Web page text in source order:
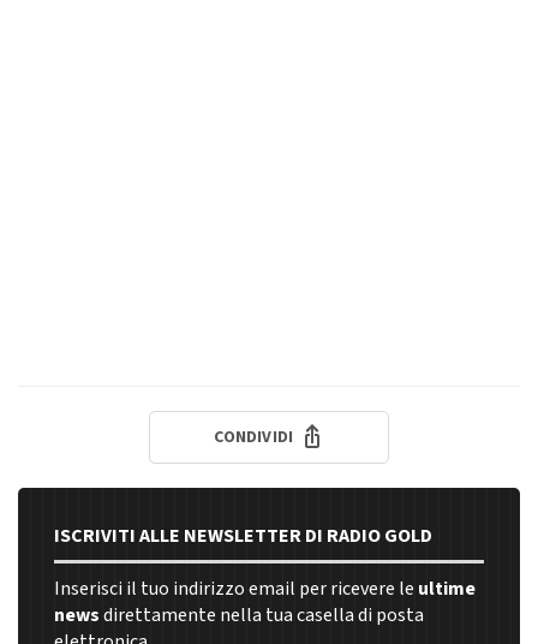
CONDIVIDI
ISCRIVITI ALLE NEWSLETTER DI RADIO GOLD
Inserisci il tuo indirizzo email per ricevere le ultime
newsdirettamente nella tua casella di posta